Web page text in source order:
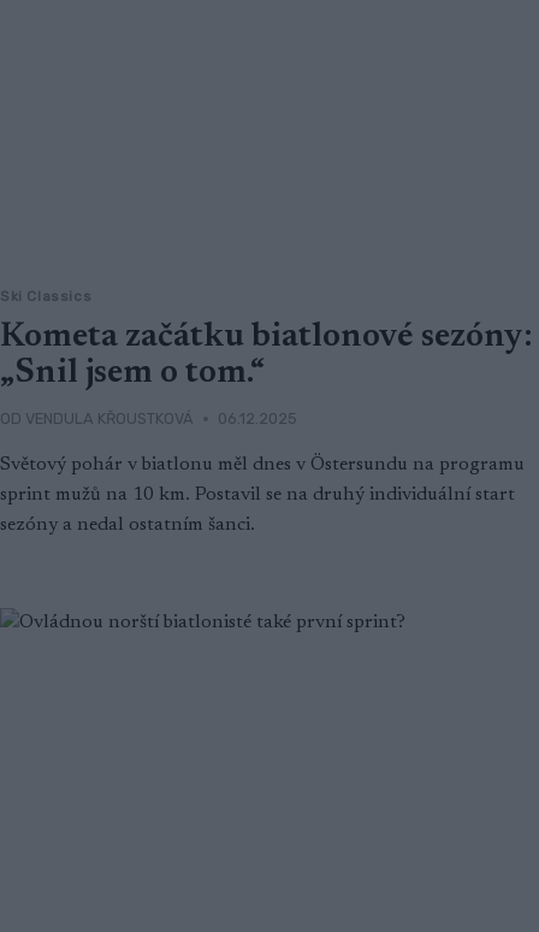
Ski Classics
Kometa začátku biatlonové sezóny:
„Snil jsem o tom.“
OD VENDULA KŘOUSTKOVÁ 06.12.2025
Světový pohár v biatlonu měl dnes v Östersundu na programu
sprint mužů na 10 km. Postavil se na druhý individuální start
sezóny a nedal ostatním šanci.